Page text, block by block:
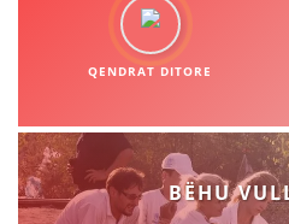
QENDRAT DITORE
BËHU